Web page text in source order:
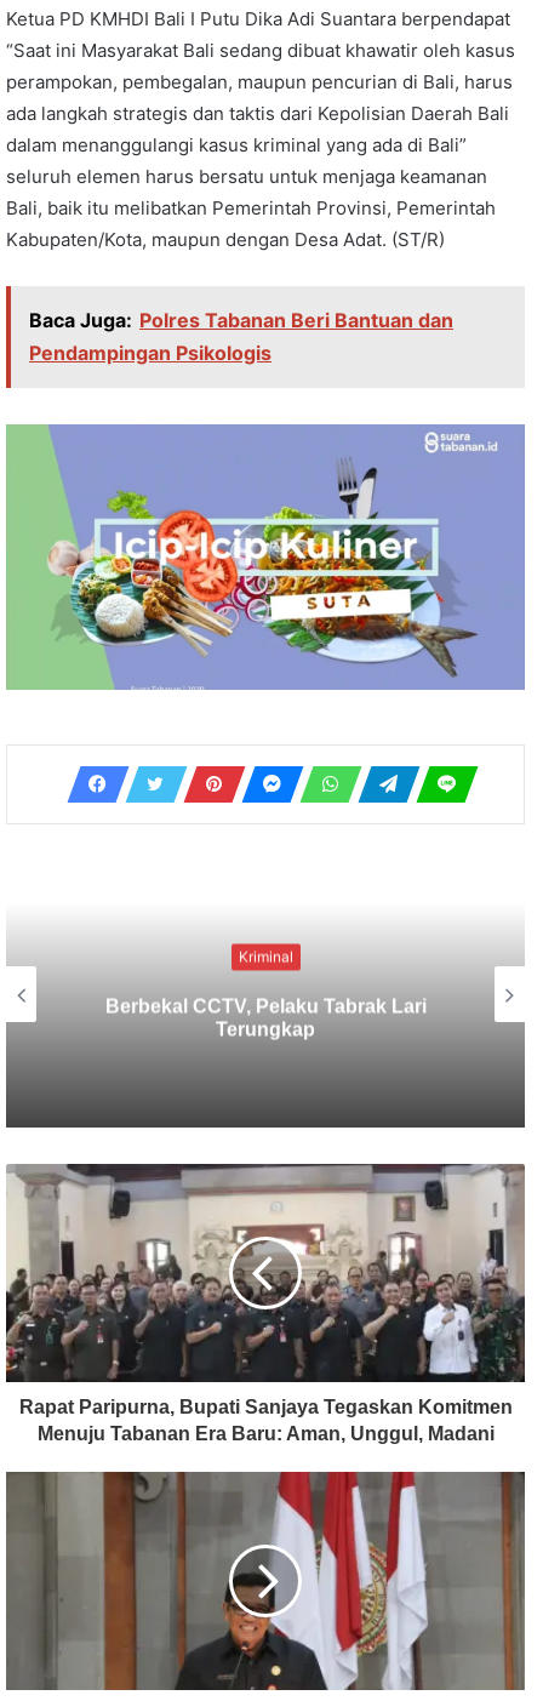
Ketua PD KMHDI Bali I Putu Dika Adi Suantara berpendapat
“Saat ini Masyarakat Bali sedang dibuat khawatir oleh kasus
perampokan, pembegalan, maupun pencurian di Bali, harus
ada langkah strategis dan taktis dari Kepolisian Daerah Bali
dalam menanggulangi kasus kriminal yang ada di Bali”
seluruh elemen harus bersatu untuk menjaga keamanan
Bali, baik itu melibatkan Pemerintah Provinsi, Pemerintah
Kabupaten/Kota, maupun dengan Desa Adat. (ST/R)
Baca Juga: Polres Tabanan Beri Bantuan dan
Pendampingan Psikologis
Kriminal
Lima Tersangka Diamankan, Polres
Tabanan Usut Tuntas Kasus
Pengeroyokan Maut di Baturiti
Rapat Paripurna, Bupati Sanjaya Tegaskan Komitmen
Menuju Tabanan Era Baru: Aman, Unggul, Madani